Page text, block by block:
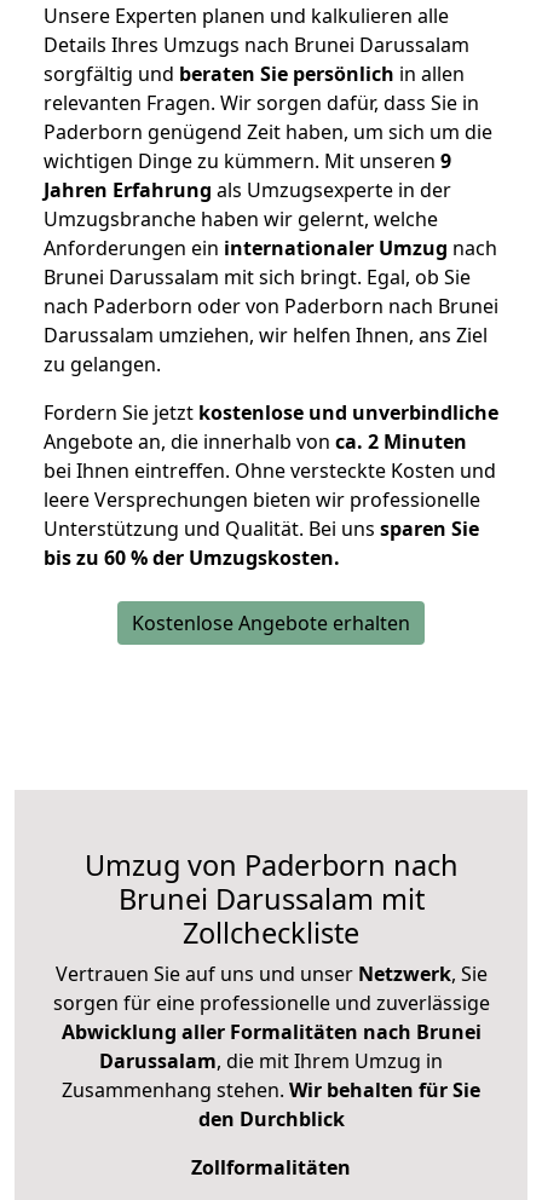
Unsere Experten planen und kalkulieren alle
Details Ihres Umzugs nach Brunei Darussalam
sorgfältig und beraten Sie persönlich in allen
relevanten Fragen. Wir sorgen dafür, dass Sie in
Paderborn genügend Zeit haben, um sich um die
wichtigen Dinge zu kümmern. Mit unseren 9
Jahren Erfahrung als Umzugsexperte in der
Umzugsbranche haben wir gelernt, welche
Anforderungen ein internationaler Umzug nach
Brunei Darussalam mit sich bringt. Egal, ob Sie
nach Paderborn oder von Paderborn nach Brunei
Darussalam umziehen, wir helfen Ihnen, ans Ziel
zu gelangen.
Fordern Sie jetzt kostenlose und unverbindliche
Angebote an, die innerhalb von ca. 2 Minuten
bei Ihnen eintreffen. Ohne versteckte Kosten und
leere Versprechungen bieten wir professionelle
Unterstützung und Qualität. Bei uns sparen Sie
bis zu 60 % der Umzugskosten.
Kostenlose Angebote erhalten
Umzug von Paderborn nach
Brunei Darussalam mit
Zollcheckliste
Vertrauen Sie auf uns und unser Netzwerk, Sie
sorgen für eine professionelle und zuverlässige
Abwicklung aller Formalitäten nach Brunei
Darussalam, die mit Ihrem Umzug in
Zusammenhang stehen. Wir behalten für Sie
den Durchblick
Zollformalitäten